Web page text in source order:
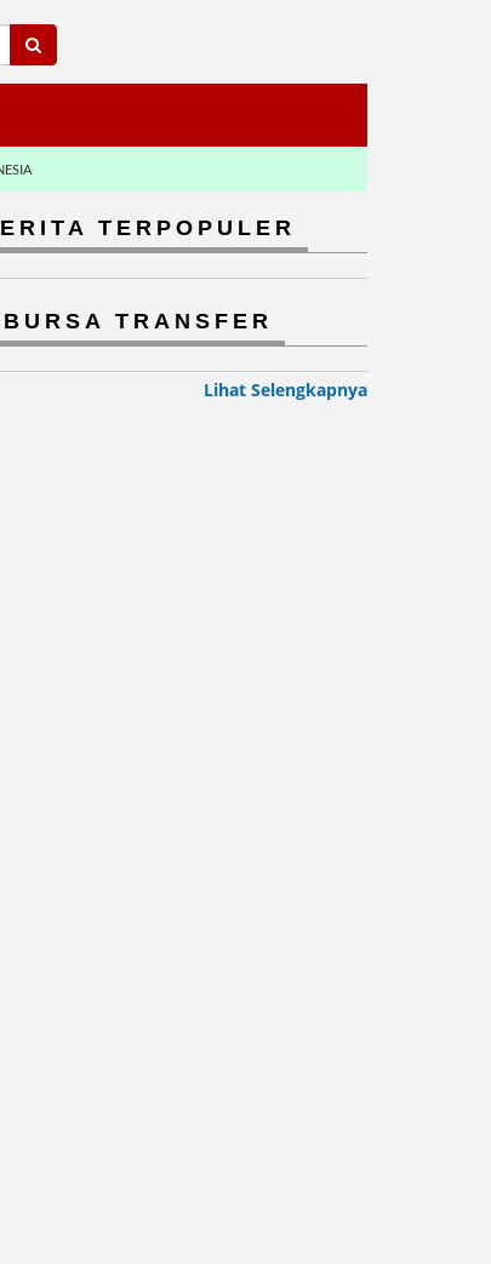
TERPOPULER
BURSA TRANSFER
Lihat Selengkapnya